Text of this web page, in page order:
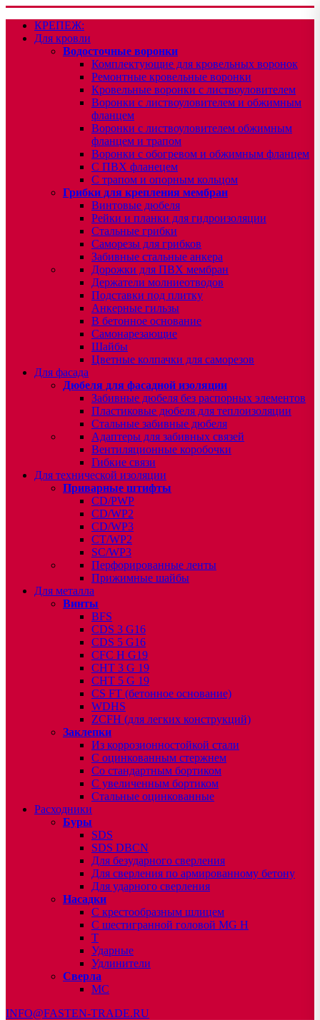
КРЕПЕЖ:
Для кровли
Водосточные воронки
Комплектующие для кровельных воронок
Ремонтные кровельные воронки
Кровельные воронки с листвоуловителем
Воронки с листвоуловителем и обжимным
фланцем
Воронки с листвоуловителем обжимным
фланцем и трапом
Воронки с обогревом и обжимным фланцем
С ПВХ фланецем
С трапом и опорным кольцом
Грибки для крепления мембран
Винтовые дюбеля
Рейки и планки для гидроизоляции
Стальные грибки
Саморезы для грибков
Забивные стальные анкера
Дорожки для ПВХ мембран
Держатели молниеотводов
Подставки под плитку
Анкерные гильзы
В бетонное основание
Самонарезающие
Шайбы
Цветные колпачки для саморезов
Для фасада
Дюбеля для фасадной изоляции
Забивные дюбеля без распорных элементов
Пластиковые дюбеля для теплоизоляции
Стальные забивные дюбеля
Адаптеры для забивных связей
Вентиляционные коробочки
Гибкие связи
Для технической изоляции
Приварные штифты
CD/PWP
CD/WP2
CD/WP3
CT/WP2
SC/WP3
Перфорированные ленты
Прижимные шайбы
Для металла
Винты
BFS
CDS 3 G16
CDS 5 G16
CFC H G19
CHT 3 G 19
CHT 5 G 19
CS FT (бетонное основание)
WDHS
ZCFH (для легких конструкций)
Заклепки
Из коррозионностойкой стали
С оцинкованным стержнем
Со стандартным бортиком
С увеличенным бортиком
Стальные оцинкованные
Расходники
Буры
SDS
SDS DBCN
Для безударного сверления
Для сверления по армированному бетону
Для ударного сверления
Насадки
С крестообразным шлицем
С шестигранной головой MG H
T
Ударные
Удлинители
Сверла
МС
INFO@FASTEN-TRADE.RU